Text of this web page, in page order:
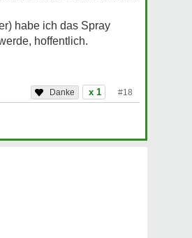
habe ich das Spray
hoffentlich.
x 1 #18